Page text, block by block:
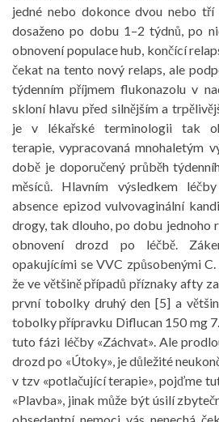
jedné nebo dokonce dvou nebo
dosaženo po dobu 1–2 týdnů, po
obnovení populace hub, končící
čekat na tento nový relaps, ale
týdenním příjmem flukonazolu v
skloní hlavu před silnějším a
je v lékařské terminologii tak
terapie, vypracovaná mnohaletým
době je doporučený průběh
měsíců. Hlavním výsledkem
absence epizod vulvovaginální
drogy, tak dlouho, po dobu jednoho
obnovení drozd po léčbě.
opakujícími se VVC způsobenými
že ve většině případů příznaky afty
první tobolky druhý den [5] a
tobolky přípravku Diflucan 150 mg
tuto fázi léčby «Záchvat». Ale
drozd po «Útoky», je důležité
v tzv «potlačující terapie», pojďme
«Plavba», jinak může být úsilí